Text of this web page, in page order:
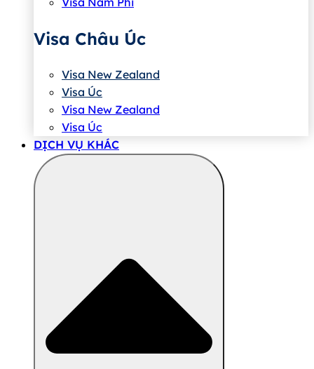
Visa Châu Úc
Visa New Zealand
Visa Úc
Visa New Zealand
Visa Úc
DỊCH VỤ KHÁC